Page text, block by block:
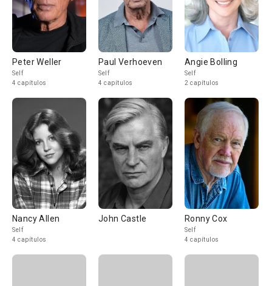
Peter Weller
Self
4 capítulos
Paul Verhoeven
Self
4 capítulos
Angie Bolling
Self
2 capítulos
Nancy Allen
Self
4 capítulos
John Castle Ronny Cox
Self
4 capítulos